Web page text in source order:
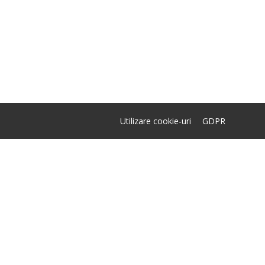
Utilizare cookie-uri GDPR